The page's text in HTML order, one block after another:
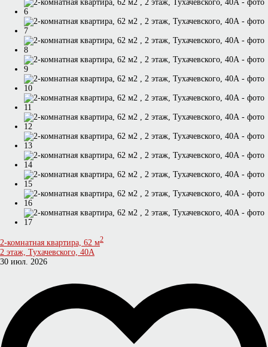
2-комнатная квартира, 62 м2
2 этаж, Тухачевского, 40А
30 июл. 2026